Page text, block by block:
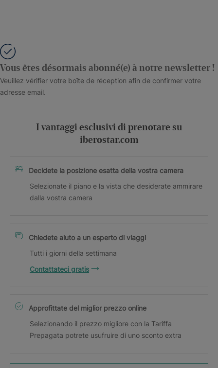
Vous êtes désormais abonné(e) à notre newsletter !
Veuillez vérifier votre boîte de réception afin de confirmer votre
adresse email.
I vantaggi esclusivi di prenotare su
iberostar.com
Decidete la posizione esatta della vostra camera
Selezionate il piano e la vista che desiderate ammirare
dalla vostra camera
Chiedete aiuto a un esperto di viaggi
Tutti i giorni della settimana
Contattateci gratis
Approfittate del miglior prezzo online
Selezionando il prezzo migliore con la Tariffa
Prepagata potrete usufruire di uno sconto extra